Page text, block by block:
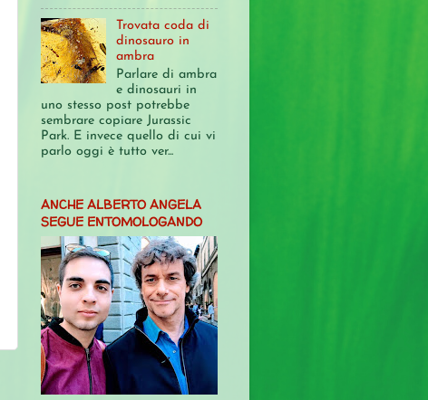
Trovata coda di
dinosauro in
ambra
Parlare di ambra
e dinosauri in
uno stesso post potrebbe
sembrare copiare Jurassic
Park. E invece quello di cui vi
parlo oggi è tutto ver...
ANCHE ALBERTO ANGELA
SEGUE ENTOMOLOGANDO